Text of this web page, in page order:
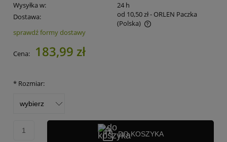
Wysyłka w:
24 h
Dostawa:
od 10,50 zł- ORLEN Paczka
(Polska)
Cena nie zawiera ewentualnych kosztów płatności
sprawdź formy dostawy
Cena: 183,99 zł
* Rozmiar:
DO KOSZYKA